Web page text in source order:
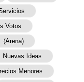
Votos
(Arena)
Nuevas Ideas
Menores